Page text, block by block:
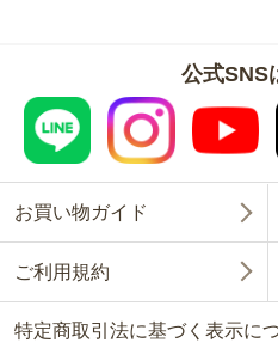
公式SNS
お買い物ガイド
ご利用規約
特定商取引法に基づく表示に